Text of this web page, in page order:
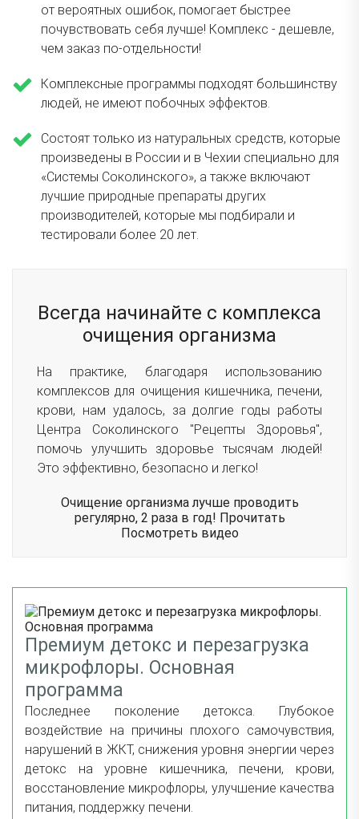
от вероятных ошибок, помогает быстрее
почувствовать себя лучше! Комплекс - дешевле,
чем заказ по-отдельности!
Комплексные программы подходят большинству
людей, не имеют побочных эффектов.
Состоят только из натуральных средств, которые
произведены в России и в Чехии специально для
«Системы Соколинского», а также включают
лучшие природные препараты других
производителей, которые мы подбирали и
тестировали более 20 лет.
Всегда начинайте с комплекса
очищения организма
На практике, благодаря использованию
комплексов для очищения кишечника, печени,
крови, нам удалось, за долгие годы работы
Центра Соколинского "Рецепты Здоровья",
помочь улучшить здоровье тысячам людей!
Это эффективно, безопасно и легко!
Очищение организма лучше проводить
регулярно, 2 раза в год! Прочитать
Посмотреть видео
Премиум детокс и перезагрузка
микрофлоры. Основная
программа
Последнее поколение детокса. Глубокое
воздействие на причины плохого самочувствия,
нарушений в ЖКТ, снижения уровня энергии через
детокс на уровне кишечника, печени, крови,
восстановление микрофлоры, улучшение качества
питания, поддержку печени.